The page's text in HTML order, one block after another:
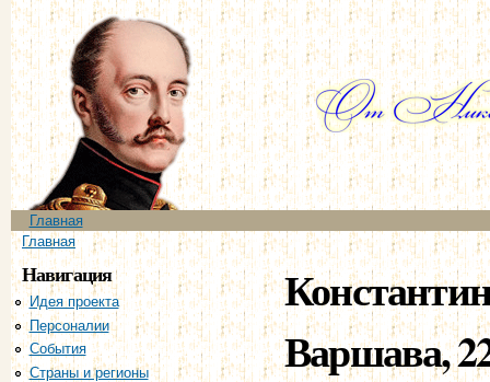
Главное меню
Главная
Вы здесь
Главная
Навигация
Идея проекта
Персоналии
События
Страны и регионы
Варшава,